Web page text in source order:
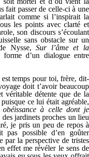
fait passer de celle-ci à une
comme si l’inspirait la
les points avec clarté et
son discours s’écoulant
sans obstacle sur un
Nysse,Sur l’âme et la
d’un dialogue entre
temps pour toi, frère, dit-
doit t’avoir beaucoup
véritable détente que de la
ce lui était agréable,
à celle dont je
jardinets proches un lieu
je pris un peu de repos à
pas possible d’en goûter
par la perspective de tristes
effet me révéler le sens de